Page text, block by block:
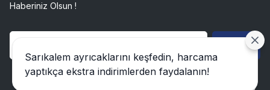
Haberiniz Olsun !
Gönder
Sarıkalem ayrıcaklarını keşfedin, harcama
yaptıkça ekstra indirimlerden faydalanın!